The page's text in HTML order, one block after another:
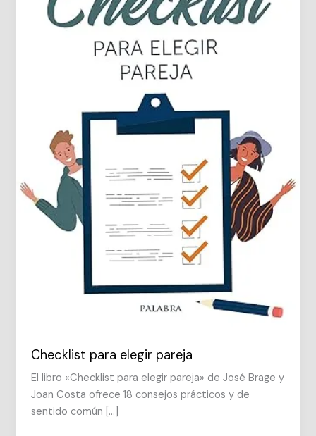
Checklist para elegir pareja
El libro «Checklist para elegir pareja» de José Brage y
Joan Costa ofrece 18 consejos prácticos y de
sentido común […]